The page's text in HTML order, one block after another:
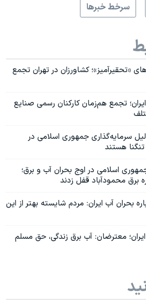
سرخط خبرها
«تحقیرآمیز»؛ کشاورزان در تهران تجمع
تجمع هم‌زمان کارکنان رسمی صنایع
سرمایه‌گذاری جمهوری اسلامی در
هستند
اسلامی در اوج بحران آب و برق؛
برق محمودآباد قفل زدند
بحران آب ایران: مردم شایسته بهتر از این
معترضان: آب برق زندگی، حق مسلم